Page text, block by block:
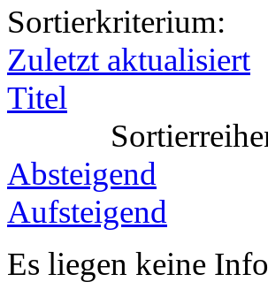
Sortierkriterium:
Zuletzt aktualisiert
Titel
Absteigend
Aufsteigend
Es liegen keine